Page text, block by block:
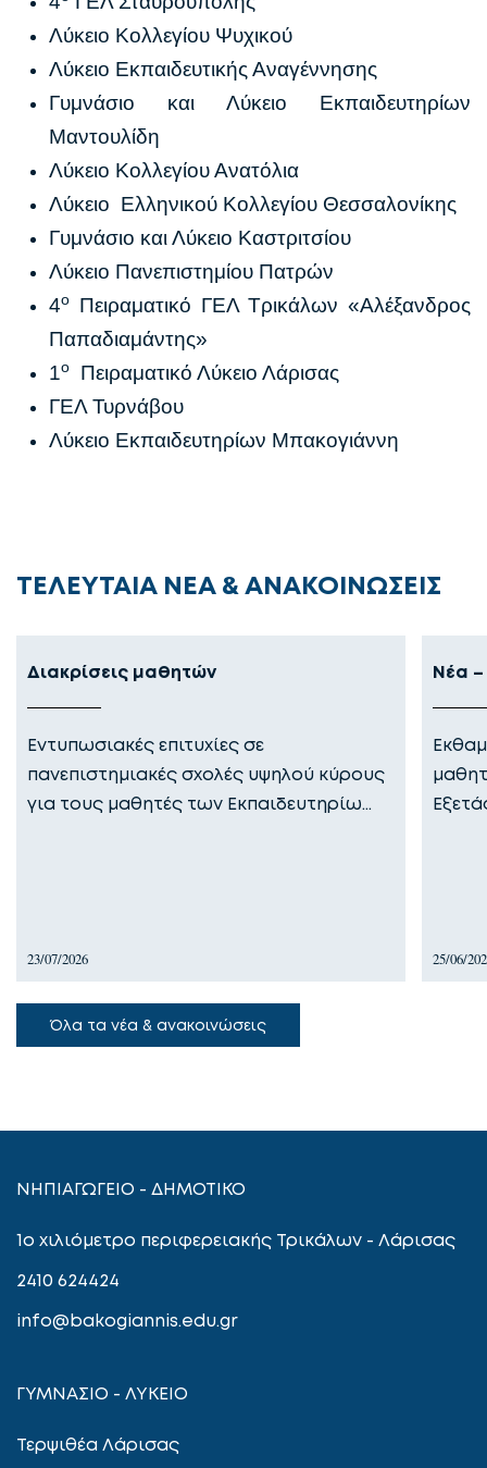
Λύκειο Κολλεγίου Ψυχικού
Λύκειο Εκπαιδευτικής Αναγέννησης
Γυμνάσιο και Λύκειο Εκπαιδευτηρίων
Μαντουλίδη
Λύκειο Κολλεγίου Ανατόλια
Λύκειο Ελληνικού Κολλεγίου Θεσσαλονίκης
Γυμνάσιο και Λύκειο Καστριτσίου
Λύκειο Πανεπιστημίου Πατρών
4ο
Πειραματικό ΓΕΛ Τρικάλων «Αλέξανδρος
Παπαδιαμάντης»
1ο
Πειραματικό Λύκειο Λάρισας
ΓΕΛ Τυρνάβου
Λύκειο Εκπαιδευτηρίων Μπακογιάννη
ΤΕΛΕΥΤΑΙΑ ΝΕΑ & ΑΝΑΚΟΙΝΩΣΕΙΣ
Διακρίσεις μαθητών
Εντυπωσιακές επιτυχίες σε
πανεπιστημιακές σχολές υψηλού κύρους
για τους μαθητές των Εκπαιδευτηρίω…
23/07/2026
Νέα –
25/06/
Όλα τα νέα & ανακοινώσεις
ΝΗΠΙΑΓΩΓΕΙΟ - ΔΗΜΟΤΙΚΟ
1ο χιλιόμετρο περιφερειακής Τρικάλων - Λάρισας
2410 624424
info@bakogiannis.edu.gr
ΓΥΜΝΑΣΙΟ - ΛΥΚΕΙΟ
Τερψιθέα Λάρισας